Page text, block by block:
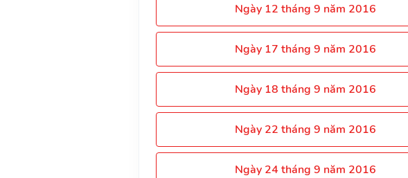
Ngày 12 tháng 9 năm 2016
Ngày 17 tháng 9 năm 2016
Ngày 18 tháng 9 năm 2016
Ngày 22 tháng 9 năm 2016
Ngày 24 tháng 9 năm 2016